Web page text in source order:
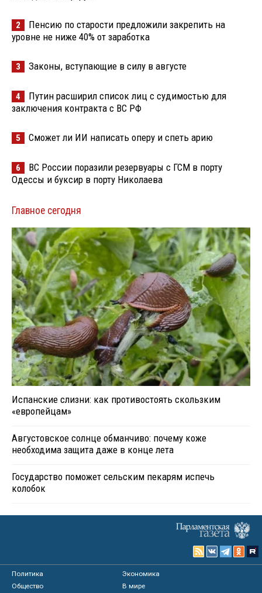
2
Пенсию по старости предложили закрепить на
уровне не ниже 40% от заработка
3 Законы, вступающие в силу в августе
4
Путин расширил список лиц с судимостью для
заключения контракта с ВС РФ
5 Сможет ли ИИ написать оперу и спеть арию
6
ВС России поразили резервуары с ГСМ в порту
Одессы и буксир в порту Николаева
Главное сегодня
Испанские слизни: как противостоять скользким
«европейцам»
Августовское солнце обманчиво: почему коже
необходима защита даже в конце лета
Государство поможет сельским пекарям испечь
колобок
Политика
Экономика
Общество
В мире